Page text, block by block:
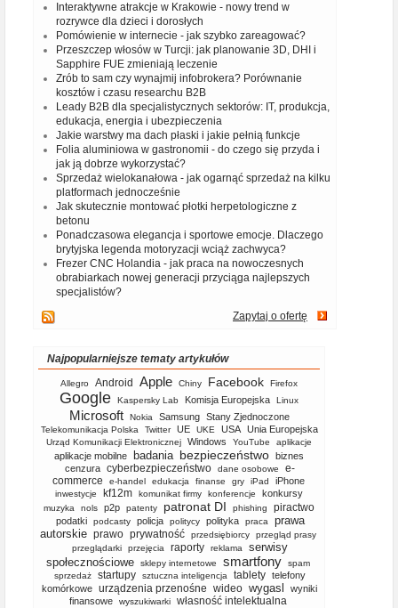
Interaktywne atrakcje w Krakowie - nowy trend w
rozrywce dla dzieci i dorosłych
Pomówienie w internecie - jak szybko zareagować?
Przeszczep włosów w Turcji: jak planowanie 3D, DHI i
Sapphire FUE zmieniają leczenie
Zrób to sam czy wynajmij infobrokera? Porównanie
kosztów i czasu researchu B2B
Leady B2B dla specjalistycznych sektorów: IT, produkcja,
edukacja, energia i ubezpieczenia
Jakie warstwy ma dach płaski i jakie pełnią funkcje
Folia aluminiowa w gastronomii - do czego się przyda i
jak ją dobrze wykorzystać?
Sprzedaż wielokanałowa - jak ogarnąć sprzedaż na kilku
platformach jednocześnie
Jak skutecznie montować płotki herpetologiczne z
betonu
Ponadczasowa elegancja i sportowe emocje. Dlaczego
brytyjska legenda motoryzacji wciąż zachwyca?
Frezer CNC Holandia - jak praca na nowoczesnych
obrabiarkach nowej generacji przyciąga najlepszych
specjalistów?
Zapytaj o ofertę
Najpopularniejsze tematy artykułów
Allegro Android Apple Chiny Facebook Firefox
Google Kaspersky Lab Komisja Europejska Linux
Microsoft Nokia Samsung Stany Zjednoczone
Telekomunikacja Polska Twitter UE UKE USA Unia Europejska
Urząd Komunikacji Elektronicznej Windows YouTube aplikacje
aplikacje mobilne badania bezpieczeństwo biznes
cenzura cyberbezpieczeństwo dane osobowe
e-
commerce
e-handel edukacja finanse gry iPad iPhone
inwestycje kf12m komunikat firmy konferencje konkursy
muzyka nols p2p patenty patronat DI phishing piractwo
podatki podcasty policja politycy polityka praca
prawa
autorskie prawo prywatność przedsiębiorcy
przegląd prasy
przeglądarki
przejęcia raporty reklama
serwisy
społecznościowe
sklepy internetowe smartfony
spam
sprzedaż
startupy sztuczna inteligencja tablety telefony
komórkowe
urządzenia przenośne wideo wygasl
wyniki
finansowe
wyszukiwarki własność intelektualna